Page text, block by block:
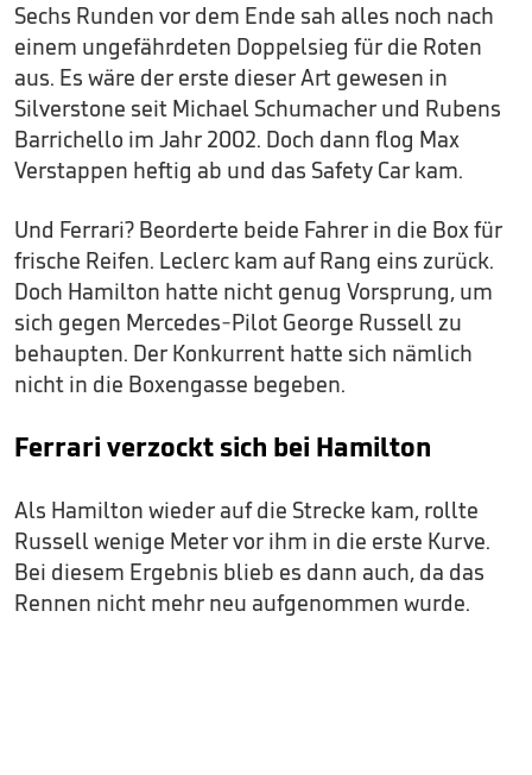
Sechs Runden vor dem Ende sah alles noch nach
einem ungefährdeten Doppelsieg für die Roten
aus. Es wäre der erste dieser Art gewesen in
Silverstone seit Michael Schumacher und Rubens
Barrichello im Jahr 2002. Doch dann flog Max
Verstappen heftig ab und das Safety Car kam.
Und Ferrari? Beorderte beide Fahrer in die Box für
frische Reifen. Leclerc kam auf Rang eins zurück.
Doch Hamilton hatte nicht genug Vorsprung, um
sich gegen Mercedes-Pilot George Russell zu
behaupten. Der Konkurrent hatte sich nämlich
nicht in die Boxengasse begeben.
Ferrari verzockt sich bei Hamilton
Als Hamilton wieder auf die Strecke kam, rollte
Russell wenige Meter vor ihm in die erste Kurve.
Bei diesem Ergebnis blieb es dann auch, da das
Rennen nicht mehr neu aufgenommen wurde.